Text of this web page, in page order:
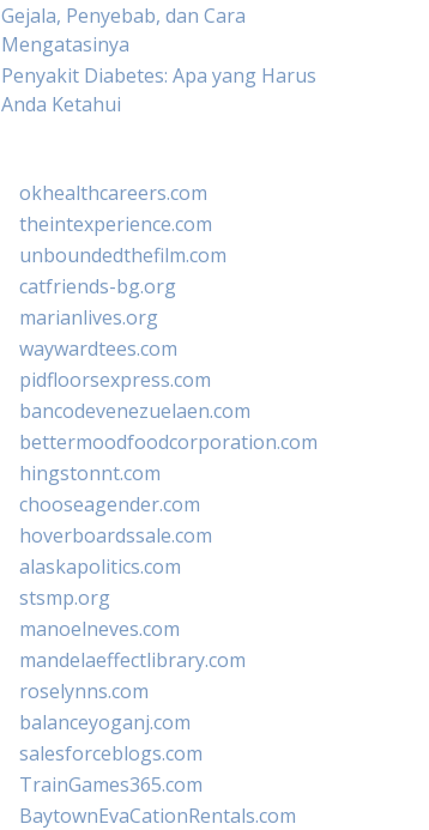
Gejala, Penyebab, dan Cara
Mengatasinya
Penyakit Diabetes: Apa yang Harus
Anda Ketahui
okhealthcareers.com
theintexperience.com
unboundedthefilm.com
catfriends-bg.org
marianlives.org
waywardtees.com
pidfloorsexpress.com
bancodevenezuelaen.com
bettermoodfoodcorporation.com
hingstonnt.com
chooseagender.com
hoverboardssale.com
alaskapolitics.com
stsmp.org
manoelneves.com
mandelaeffectlibrary.com
roselynns.com
balanceyoganj.com
salesforceblogs.com
TrainGames365.com
BaytownEvaCationRentals.com